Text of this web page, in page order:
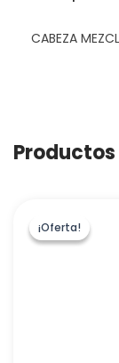
CABEZA
¡Oferta!
¡Oferta!